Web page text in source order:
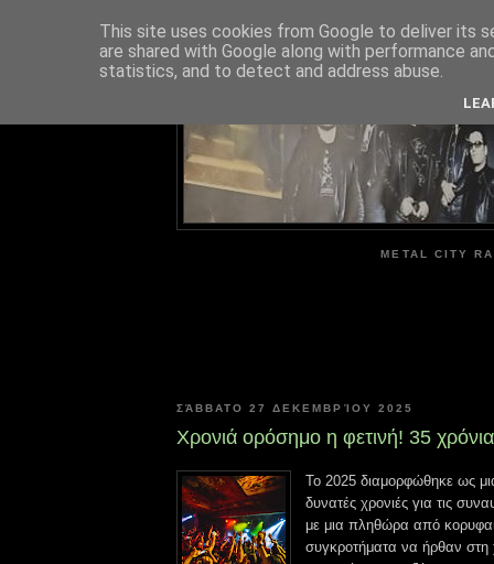
METAL CITY
ΣΆΒΒΑΤΟ 27 ΔΕΚΕΜΒΡΊΟΥ 2025
Χρονιά ορόσημο η φετινή! 35
Το 2025 διαμορφώθηκε ως
δυνατές χρονιές για τις
με μια πληθώρα από
συγκροτήματα να ήρθαν
This site uses cookies from Google to deliver its
are shared with Google along with performance
statistics, and to detect and address abuse.